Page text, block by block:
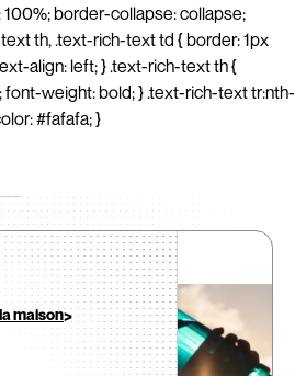
border-collapse: collapse;
th, .text-rich-text td { border: 1px
align: left; } .text-rich-text th {
weight: bold; } .text-rich-text tr:nth-
#fafafa; }
maison>